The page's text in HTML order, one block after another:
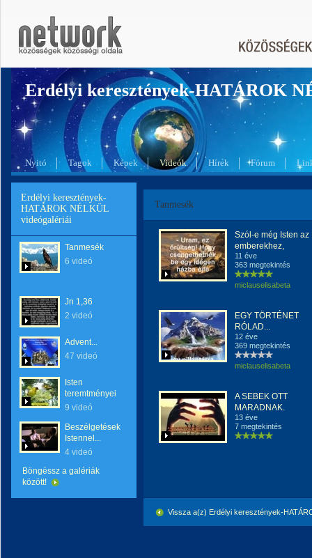
Erdélyi keresztények-HATÁROK
Nyitó Tagok Képek Videók Hírek Fórum
Erdélyi keresztények-
HATÁROK NÉLKÜL
videógalériái
Tanmesék
6 videó
Jn 1,36
2 videó
Advent...
47 videó
Isten
teremtményei
9 videó
Beszélgetések
Istennel...
4 videó
Böngéssz a galériák
között!
Tanmesék
Szól-e még Isten az
emberekhez,
11 éve
363 megtekintés
miclauselisabeta
EGY TÖRTÉNET
RÓLAD...
12 éve
369 megtekintés
miclauselisabeta
A SEBEK OTT
MARADNAK.
13 éve
7 megtekintés
Vissza a(z) Erdélyi keresztények-